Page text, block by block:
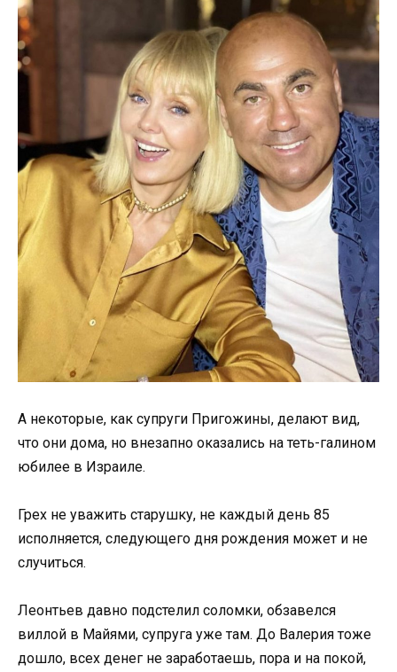
А некоторые, как супруги Пригожины, делают вид,
что они дома, но внезапно оказались на теть-галином
юбилее в Израиле.
Грех не уважить старушку, не каждый день 85
исполняется, следующего дня рождения может и не
случиться.
Леонтьев давно подстелил соломки, обзавелся
виллой в Майями, супруга уже там. До Валерия тоже
дошло, всех денег не заработаешь, пора и на покой,